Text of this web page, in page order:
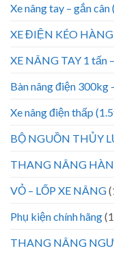
Xe nâng tay – gắn
XE ĐIỆN KÉO
XE NÂNG TAY 1 tấn
Bàn nâng điện 300kg
Xe nâng điện thấp
BỘ NGUỒN THỦY
THANG NÂNG
VỎ – LỐP XE NÂNG
Phụ kiện chính hãng
THANG NÂNG